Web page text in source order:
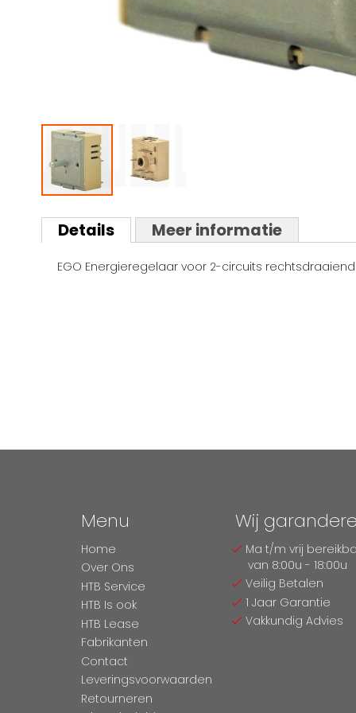
naar
het
van
Details
EGO Energieregelaar voor 2-circuits rechtsdraaiend
Meer informatie
Menu
Home
Over Ons
HTB Service
HTB Is ook
HTB Lease
Fabrikanten
Contact
Leveringsvoorwaarden
Retourneren
Wij
Ma t/m vrij
van 8:00u - 18:00u
Veilig Betalen
1 Jaar Garantie
Vakkundig Advies